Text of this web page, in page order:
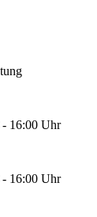
16:00 Uhr
16:00 Uhr